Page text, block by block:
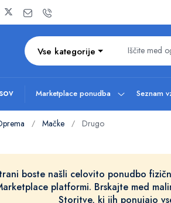
Vse kategorije
Marketplace ponudba Seznam
/ Mačke / Drugo
boste našli celovito ponudbo
platformi. Brskajte med
Storitve, ki jih ponujajo